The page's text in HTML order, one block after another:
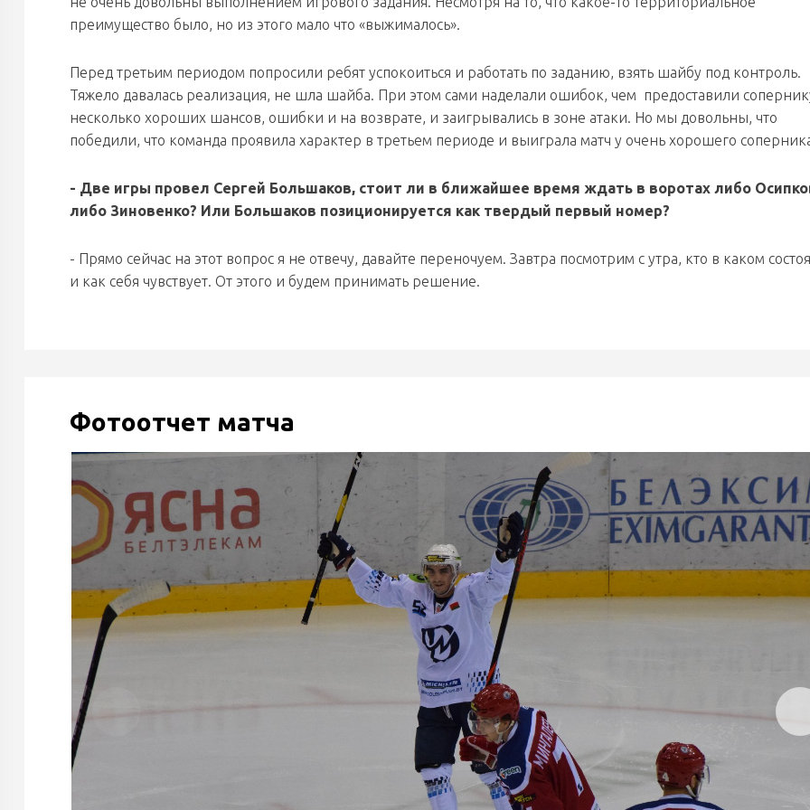
преимущество было, но из этого мало что «выжималось».
Перед третьим периодом попросили ребят успокоиться и работать по заданию, взять шайбу под контроль.
Тяжело давалась реализация, не шла шайба. При этом сами наделали ошибок, чем предоставили
несколько хороших шансов, ошибки и на возврате, и заигрывались в зоне атаки. Но мы довольны, что
победили, что команда проявила характер в третьем периоде и выиграла матч у очень хорошего
- Две игры провел Сергей Большаков, стоит ли в ближайшее время ждать в воротах либо
либо Зиновенко? Или Большаков позиционируется как твердый первый номер?
- Прямо сейчас на этот вопрос я не отвечу, давайте переночуем. Завтра посмотрим с утра, кто в каком
и как себя чувствует. От этого и будем принимать решение.
Фотоотчет матча